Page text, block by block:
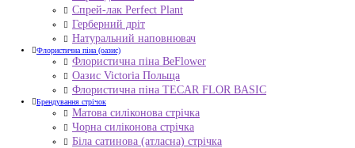
Спрей-лак Perfect Plant
Герберний дріт
Натуральний наповнювач
Флористична піна (оазис)
Флористична піна BeFlower
Оазис Victoria Польща
Флористична піна TECAR FLOR BASIC
Брендування стрічок
Матова силіконова стрічка
Чорна силіконова стрічка
Біла сатинова (атласна) стрічка